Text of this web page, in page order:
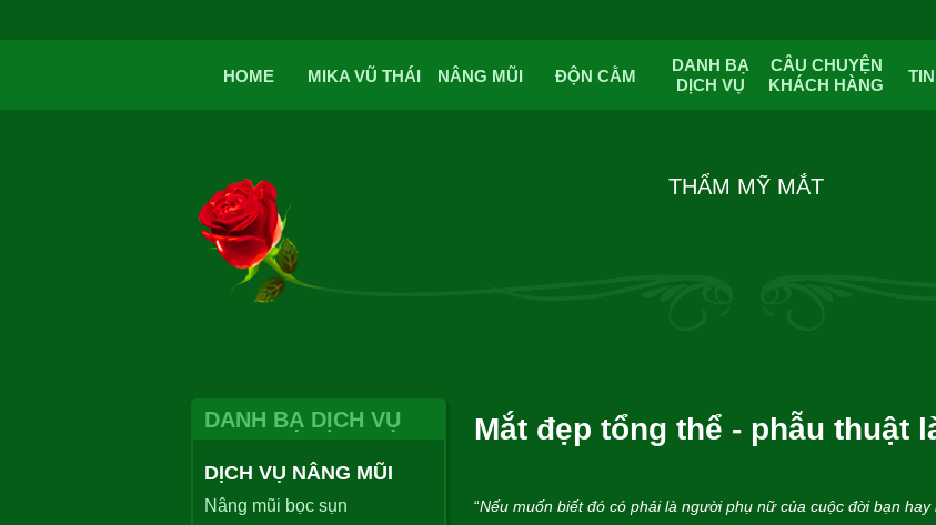
HOME MIKA VŨ THÁI NÂNG MŨI ĐỘN CẰM
DANH BẠ
DỊCH VỤ
CÂU CHUYỆN
KHÁCH HÀNG
THẨM MỸ MẮT
DANH BẠ DỊCH VỤ
DỊCH VỤ NÂNG MŨI
Nâng mũi bọc sụn
Mắt đẹp tổng thể - phẫu thuật
“Nếu muốn biết đó có phải là người phụ nữ của cuộc đời bạn